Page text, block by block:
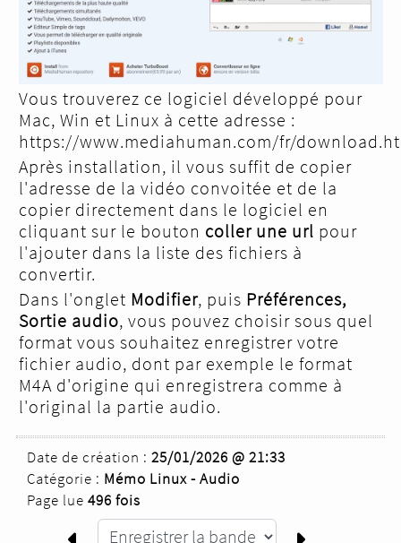
Vous trouverez ce logiciel développé pour
Mac, Win et Linux à cette adresse :
https://www.mediahuman.com/fr/
Après installation, il vous suffit de copier
l'adresse de la vidéo convoitée et de la
copier directement dans le logiciel en
cliquant sur le bouton coller une url pour
l'ajouter dans la liste des fichiers à
convertir.
Dans l'onglet Modifier, puis Préférences,
Sortie audio, vous pouvez choisir sous quel
format vous souhaitez enregistrer votre
fichier audio, dont par exemple le format
M4A d'origine qui enregistrera comme à
l'original la partie audio.
Date de création : 25/01/2026 @ 21:33
Catégorie : Mémo Linux - Audio
Page lue 496 fois